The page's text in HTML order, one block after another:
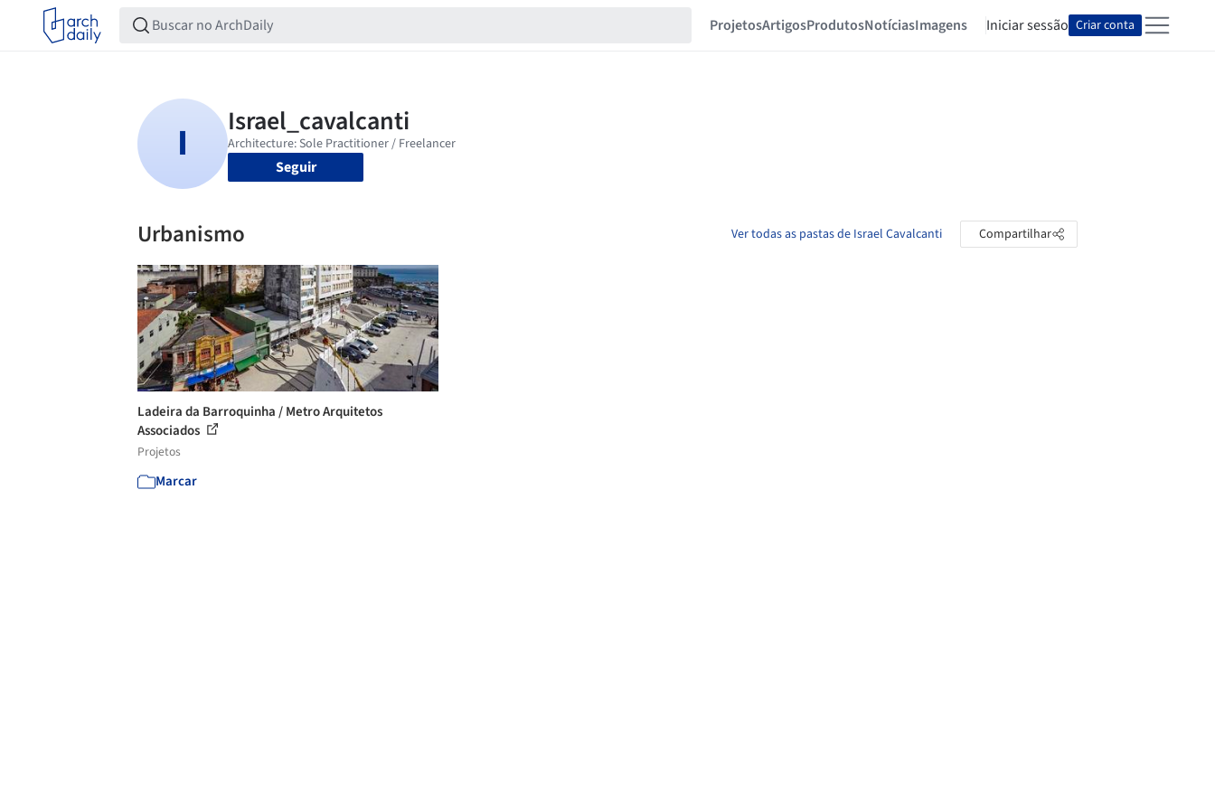
ProjetosArtigosProdutosNotíciasImagens Iniciar sessão Criar conta
Seguir
Urbanismo Ver todas as pastas de Israel Cavalcanti Compartilhar
Ladeira da Barroquinha / Metro Arquitetos
Associados
Projetos
Marcar